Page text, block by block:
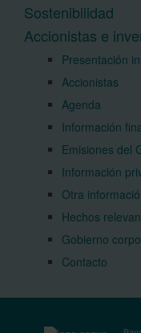
Sostenibilidad
Accionistas e
Presentación
Accionistas
Agenda
Información
Emisiones del
Información
Otra
Hechos
Gobierno
Contacto